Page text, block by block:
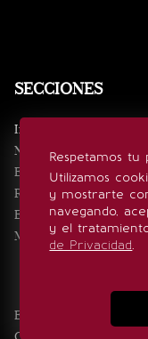
Respetamos tu
Utilizamos
y mostrarte
navegando,
y el
de Privacidad.
SECCIONES
Inicio
Noticias
Eventos
Realeza
Estilo de vida
Minuto x Minuto
Edición Impresa